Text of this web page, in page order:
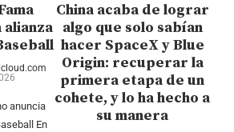
alianza
anuncia
En
China acaba de lograr
algo que solo sabían
hacer SpaceX y Blue
Origin: recuperar la
primera etapa de un
cohete, y lo ha hecho a
su manera